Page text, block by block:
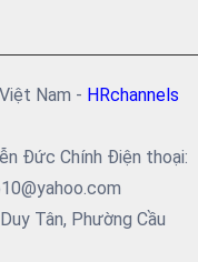
Nam - HRchannels
Đức Chính Điện thoại:
Tân, Phường Cầu